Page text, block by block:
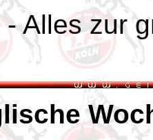
Alles zur